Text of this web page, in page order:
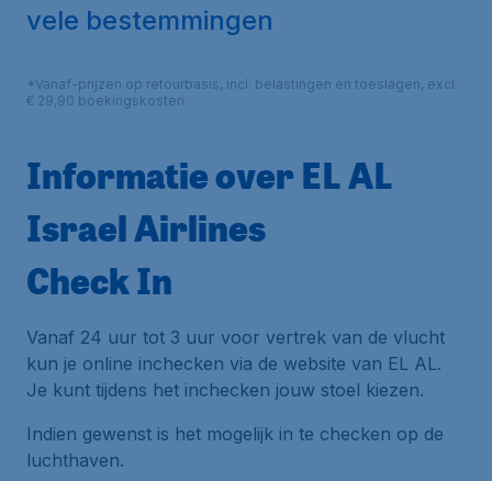
vele bestemmingen
*Vanaf-prijzen op retourbasis, incl. belastingen en toeslagen, excl.
€ 29,90 boekingskosten.
Informatie over EL AL
Israel Airlines
Check In
Vanaf 24 uur tot 3 uur voor vertrek van de vlucht
kun je online inchecken via de website van EL AL.
Je kunt tijdens het inchecken jouw stoel kiezen.
Indien gewenst is het mogelijk in te checken op de
luchthaven.